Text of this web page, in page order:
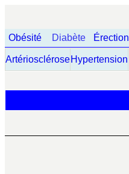
Obésité Diabète Érection
ArtérioscléroseHypertension